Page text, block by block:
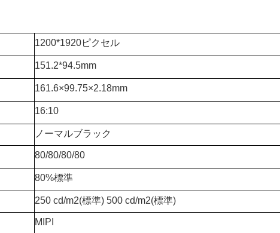
1200*1920ピクセル
151.2*94.5mm
161.6×99.75×2.18mm
16:10
ノーマルブラック
80/80/80/80
80%標準
250 cd/m2(標準) 500 cd/m2(標準)
MIPI